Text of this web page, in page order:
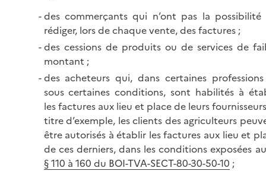
des commerçants qui n’ont pas la possibilité
rédiger, lors de chaque vente, des factures ;
des cessions de produits ou de services de
montant ;
des acheteurs qui, dans certaines
sous certaines conditions, sont habilités à
les factures aux lieu et place de leurs
titre d’exemple, les clients des agriculteurs
être autorisés à établir les factures aux lieu et
de ces derniers, dans les conditions exposées
§ 110 à 160 du BOI-TVA-SECT-80-30-50-10 ;